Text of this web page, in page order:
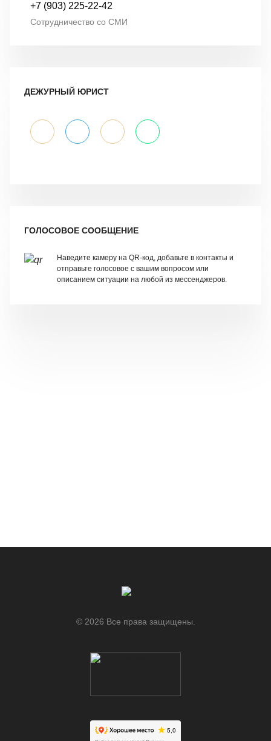
+7 (903) 225-22-42
Сотрудничество со СМИ
ДЕЖУРНЫЙ ЮРИСТ
ГОЛОСОВОЕ СООБЩЕНИЕ
Наведите камеру на QR-код, добавьте в контакты и
отправьте голосовое с вашим вопросом или
описанием ситуации на любой из мессенджеров.
© 2026 Все права защищены.